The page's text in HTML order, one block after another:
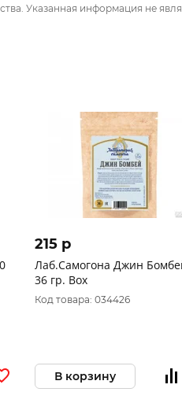
Указанная информация не
215 p
Лаб.Самогона Джин
36 гр. Box
Код товара: 034426
В корзину